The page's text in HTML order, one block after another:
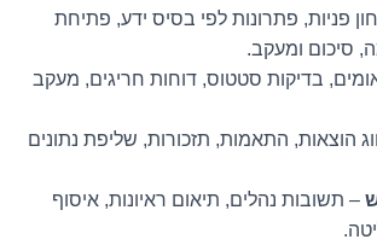
פניות, פתרונות לפי בסיס ידע, פתיחת
סיכום ומעקב.
בדיקות סטטוס, דוחות חריגים, מעקב
הוצאות, התאמות, תזכורות, שליפת נתונים
– תשובות נהלים, תיאום ראיונות, איסוף